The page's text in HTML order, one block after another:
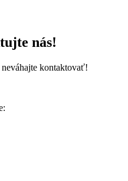
nás!
kontaktovať!